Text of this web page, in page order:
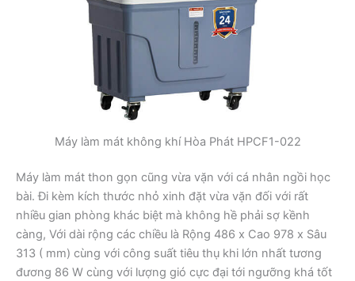
Máy làm mát không khí Hòa Phát HPCF1-022
Máy làm mát thon gọn cũng vừa vặn với cá nhân ngồi học
bài. Đi kèm kích thước nhỏ xinh đặt vừa vặn đối với rất
nhiều gian phòng khác biệt mà không hề phải sợ kềnh
càng, Với dài rộng các chiều là Rộng 486 x Cao 978 x Sâu
313 ( mm) cùng với công suất tiêu thụ khi lớn nhất tương
đương 86 W cùng với lượng gió cực đại tới ngưỡng khá tốt